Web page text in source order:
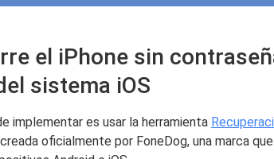
el iPhone sin
sistema iOS
implementar es usar la herramienta
oficialmente por FoneDog, una marca